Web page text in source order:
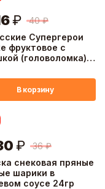
Супергерои
фруктовое с
(головоломка) 2
40 ₽
₽
В корзину
снековая пряные
шарики в
соусе 24гр
36 ₽
₽